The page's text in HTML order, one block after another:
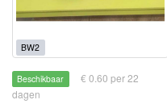
BW2
Beschikbaar
€ 0.60 per 22
dagen